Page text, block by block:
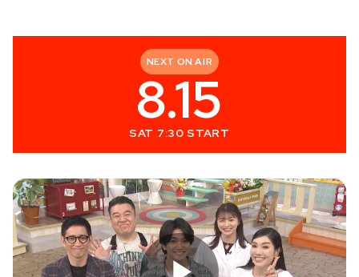
NEXT ON AIR
8.15
SAT 7:30 START